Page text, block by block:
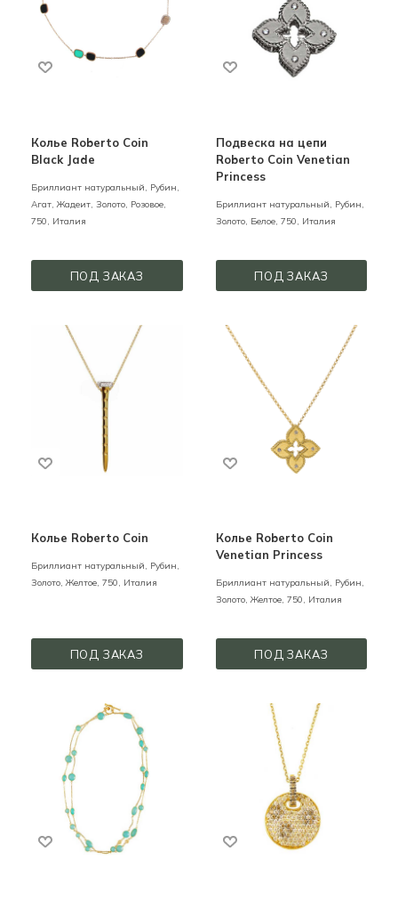
Колье Roberto Coin
Black Jade
Бриллиант натуральный, Рубин,
Агат, Жадеит, Золото, Розовое,
750, Италия
ПОД ЗАКАЗ
Подвеска на цепи
Roberto Coin Venetian
Princess
Бриллиант натуральный, Рубин,
Золото, Белое, 750, Италия
ПОД ЗАКАЗ
Колье Roberto Coin
Бриллиант натуральный, Рубин,
Золото,Желтое, 750, Италия
ПОД ЗАКАЗ
Колье Roberto Coin
Venetian Princess
Бриллиант натуральный, Рубин,
Золото,Желтое, 750, Италия
ПОД ЗАКАЗ